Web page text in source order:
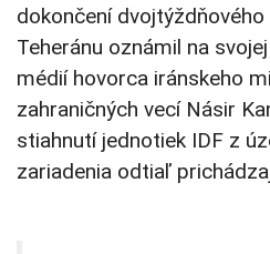
dokončení
Teheránu oznámil na
médií hovorca iránskeho
zahraničných vecí Násir
stiahnutí jednotiek IDF z
zariadenia odtiaľ